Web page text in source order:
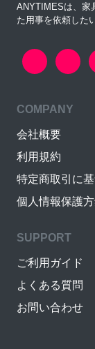
ANYTIMESは、家
た用事を依頼した
COMPANY
会社概要
利用規約
特定商取引に
個人情報保護
SUPPORT
ご利用ガイド
よくある質問
お問い合わせ